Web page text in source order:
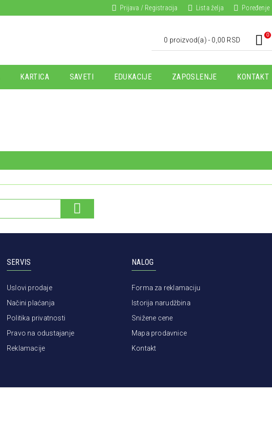
Prijava / Registracija Lista želja Poređenje
0 proizvod(a) - 0,00 RSD
0
KARTICA SAVETI EDUKACIJE ZAPOSLENJE KONTAKT
SERVIS
Uslovi prodaje
Načini plaćanja
Politika privatnosti
Pravo na odustajanje
Reklamacije
NALOG
Forma za reklamaciju
Istorija narudžbina
Snižene cene
Mapa prodavnice
Kontakt